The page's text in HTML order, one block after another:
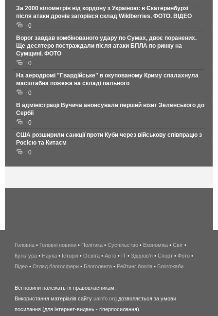
За 2000 кілометрів від кордону з Україною: в Єкатеринбурзі
після атаки дронів загорівся склад Wildberries. ФОТО. ВІДЕО
0
Ворог завдав комбінованого удару по Сумах, двоє поранених.
Ще десятеро постраждали після атаки БПЛА по ринку на
Сумщині. ФОТО
0
На аеродромі "Гвардійське" в окупованому Криму спалахнула
масштабна пожежа на складі пального
0
В адміністрації Вучича анонсували перший візит Зеленського до
Сербії
0
США розширили санкції проти Куби через військову співпрацю з
Росією та Китаєм
0
беспроводной
интернет
киев
wimax
Головна • Головні новини • Політика • Суспільство • Економіка • Світ •
Культура • Наука • Історія • Освіта • Авто • IT • Здоров'я • Спорт • Фото •
Відео • Огляд блогосфери • Блоголента • Рейтинг блогів • Блогожаби
Всі новини належать їх правовласникам.
Використання матеріалів сайту uainfo.org дозволяється за умови
посилання (для інтернет-видань - гіперпосилання).